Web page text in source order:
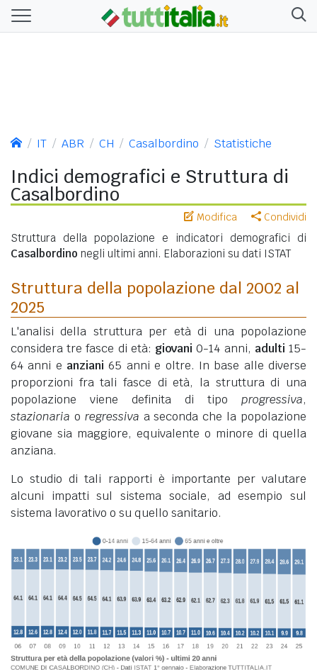
IT ABR CH Casalbordino Statistiche
Indici demografici e Struttura di
Casalbordino
Modifica Condividi
Struttura della popolazione e indicatori demografici di
Casalbordino negli ultimi anni. Elaborazioni su dati ISTAT
Struttura della popolazione dal 2002 al
2025
L'analisi della struttura per età di una popolazione
considera tre fasce di età: giovani 0-14 anni, adulti 15-
64 anni e anziani 65 anni e oltre. In base alle diverse
proporzioni fra tali fasce di età, la struttura di una
popolazione viene definita di tipo progressiva,
stazionaria o regressiva a seconda che la popolazione
giovane sia maggiore, equivalente o minore di quella
anziana.
Lo studio di tali rapporti è importante per valutare
alcuni impatti sul sistema sociale, ad esempio sul
sistema lavorativo o su quello sanitario.